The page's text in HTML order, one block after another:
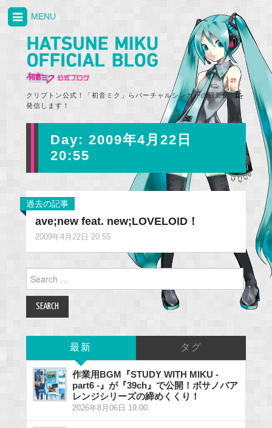
クリプトン公式！「初音ミク」らバーチャルシンガーの最新情報を
発信します！
MENU
Day: 2009年4月22日
20:55
過去の記事
ave;new feat. new;LOVELOID！
2009年4月22日 20:55
Search
for:
最新 タグ
作業用BGM『STUDY WITH MIKU -
part6 -』が『39ch』で公開！ボサノバア
レンジシリーズの締めくくり！
2026年8月06日 19:00